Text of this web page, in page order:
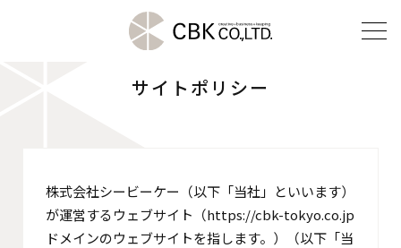
建装部門
ビルメンテナンス部門
サイトポリシー
株式会社シービーケー（以下「当社」といいます）
が運営するウェブサイト（https://cbk-tokyo.co.jp
ドメインのウェブサイトを指します。）（以下「当